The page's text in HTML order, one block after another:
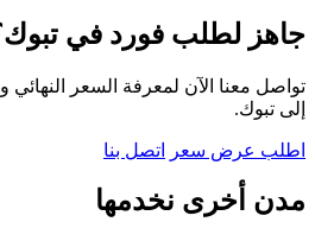
لطلب فورد في تبوك؟
معنا الآن لمعرفة السعر النهائي
تبوك.
عرض سعر اتصل بنا
أخرى نخدمها